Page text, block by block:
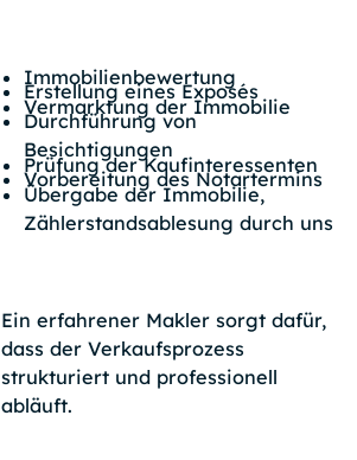
Immobilienbewertung
Erstellung eines Exposés
Vermarktung der Immobilie
Durchführung von
Besichtigungen
Prüfung der Kaufinteressenten
Vorbereitung des Notartermins
‍Übergabe der Immobilie,
Zählerstandsablesung durch uns
Ein erfahrener Makler sorgt dafür,
dass der Verkaufsprozess
strukturiert und professionell
abläuft.